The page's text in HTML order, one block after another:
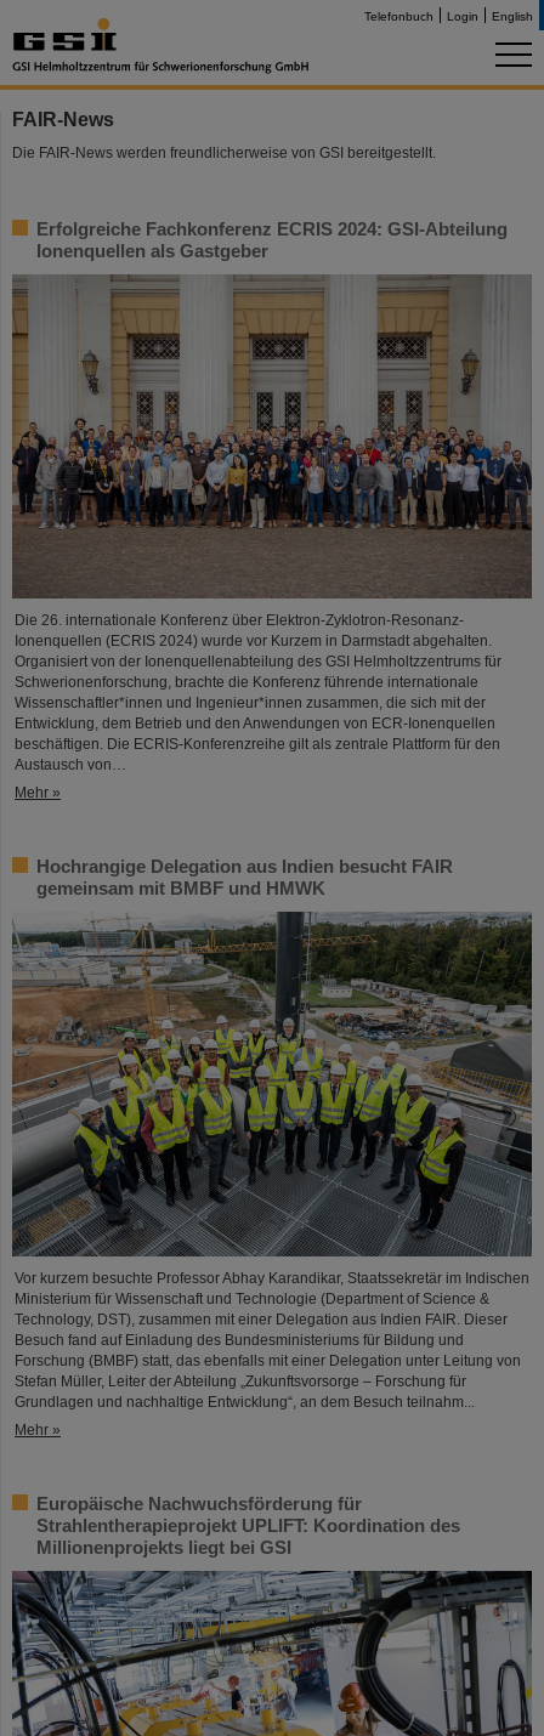
Telefonbuch Login English
FAIR-News
Die FAIR-News werden freundlicherweise von GSI bereitgestellt.
Erfolgreiche Fachkonferenz ECRIS 2024: GSI-Abteilung
Ionenquellen als Gastgeber
Die 26. internationale Konferenz über Elektron-Zyklotron-Resonanz-
Ionenquellen (ECRIS 2024) wurde vor Kurzem in Darmstadt abgehalten.
Organisiert von der Ionenquellenabteilung des GSI Helmholtzzentrums für
Schwerionenforschung, brachte die Konferenz führende internationale
Wissenschaftler*innen und Ingenieur*innen zusammen, die sich mit der
Entwicklung, dem Betrieb und den Anwendungen von ECR-Ionenquellen
beschäftigen. Die ECRIS-Konferenzreihe gilt als zentrale Plattform für den
Austausch von…
Mehr »
Hochrangige Delegation aus Indien besucht FAIR
gemeinsam mit BMBF und HMWK
Vor kurzem besuchte Professor Abhay Karandikar, Staatssekretär im Indischen
Ministerium für Wissenschaft und Technologie (Department of Science &
Technology, DST), zusammen mit einer Delegation aus Indien FAIR. Dieser
Besuch fand auf Einladung des Bundesministeriums für Bildung und
Forschung (BMBF) statt, das ebenfalls mit einer Delegation unter Leitung von
Stefan Müller, Leiter der Abteilung „Zukunftsvorsorge – Forschung für
Grundlagen und nachhaltige Entwicklung“, an dem Besuch teilnahm...
Mehr »
Europäische Nachwuchsförderung für
Strahlentherapieprojekt UPLIFT: Koordination des
Millionenprojekts liegt bei GSI